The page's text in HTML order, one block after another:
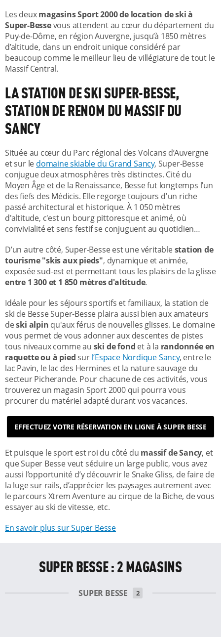
Les deuxmagasins Sport 2000 de location de ski à
Super-Bessevous attendent au cœur du département du
Puy-de-Dôme, en région Auvergne, jusqu’à 1850 mètres
d’altitude, dans un endroit unique considéré par
beaucoup comme le meilleur lieu de villégiature de tout le
Massif Central.
LA STATION DE SKI SUPER-BESSE,
STATION DE RENOM DU MASSIF DU
SANCY
Située au cœur du Parc régional des Volcans d’Auvergne
et sur le domaine skiable du Grand Sancy, Super-Besse
conjugue deux atmosphères très distinctes. Cité du
Moyen Âge et de la Renaissance, Besse fut longtemps l’un
des fiefs des Médicis. Elle regorge toujours d'un riche
passé architectural et historique. À 1 050 mètres
d'altitude, c'est un bourg pittoresque et animé, où
convivialité et sens festif se conjuguent au quotidien…
D’un autre côté, Super-Besse est une véritablestation de
tourisme "skis aux pieds", dynamique et animée,
exposée sud-est et permettant tous les plaisirs de la glisse
entre 1 300 et 1 850 mètres d'altitude.
Idéale pour les séjours sportifs et familiaux, la station de
ski de Besse Super-Besse plaira aussi bien aux amateurs
deski alpin qu'aux férus de nouvelles glisses. Le domaine
vous permet de vous adonner aux descentes de pistes
tous niveaux comme au ski de fond et à la randonnée en
raquette ou à piedsurl’Espace Nordique Sancy, entre le
lac Pavin, le lac des Hermines et la nature sauvage du
secteur Picherande. Pour chacune de ces activités, vous
trouverez un magasin Sport 2000 qui pourra vous
procurer du matériel adapté durant vos vacances.
EFFECTUEZ VOTRE RÉSERVATION EN LIGNE À SUPER BESSE
Et puisque le sport est roi du côté du massif de Sancy, et
que Super Besse veut séduire un large public, vous avez
aussi l’opportunité d’y découvrir le Snake Gliss, de faire de
la luge sur rails, d’apprécier les paysages autrement avec
le parcours Xtrem Aventure au cirque de la Biche, de vous
essayer au ski de vitesse, etc.
En savoir plus sur Super Besse
SUPER BESSE : 2 MAGASINS
SUPER BESSE 2